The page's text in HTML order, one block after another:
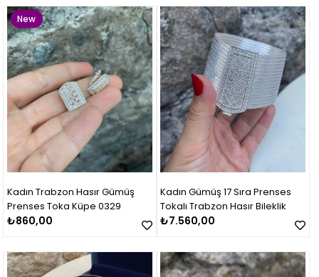
Kadın Trabzon Hasır Gümüş
Prenses Toka Küpe 0329
₺860,00
New
Item
Kadın Gümüş 17 Sıra Prenses
Tokalı Trabzon Hasır Bileklik
₺7.560,00